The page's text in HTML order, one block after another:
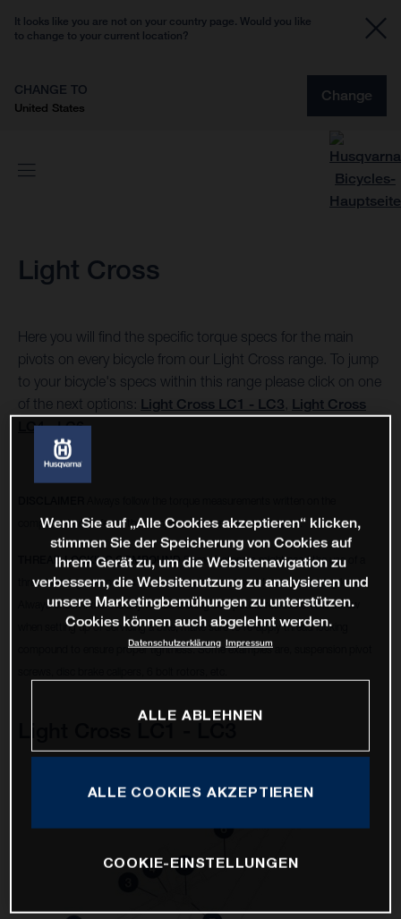
It looks like you are not on your country page. Would you like
to change to your current location?
CHANGE TO
United States
Change
Light Cross
Here you will find the specific torque specs for the main
pivots on every bicycle from our Light Cross range. To jump
to your bicycle's specs within this range please click on one
of the next options: Light Cross LC1 - LC3 Light Cross
LC4 - LC6
components or refer to the components manufacturer manual.
THREAD LOCKING COMPOUND Some fasteners might need the use of a
thread locking compound to remain in place and avoid from becoming loose.
Always check if there is any thread locking compound residue on the screw
when setting up or servicing a bike, make sure to re-apply thread locking
compound to ensure proper tightness. Some examples are, suspension pivot
Wenn Sie auf „Alle Cookies akzeptieren“ klicken,
stimmen Sie der Speicherung von Cookies auf
Ihrem Gerät zu, um die Websitenavigation zu
verbessern, die Websitenutzung zu analysieren und
unsere Marketingbemühungen zu unterstützen.
Cookies können auch abgelehnt werden.
Datenschutzerklärung Impressum
ALLE ABLEHNEN
ALLE COOKIES AKZEPTIEREN
COOKIE-EINSTELLUNGEN